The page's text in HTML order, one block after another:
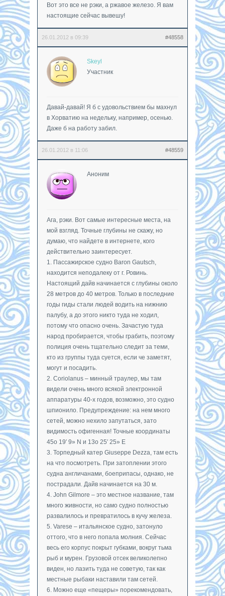
Вот это все не рэки, а ржавое железо. Я вам
настоящие сейчас вывешу!
26.01.2012 в 09:39 #48558
Skeyl
Участник
Давай-давай! Я б с удовольствием бы махнул
в Хорватию на недельку, например, осенью.
Даже б на работу забил.
26.01.2012 в 11:06 #48559
Аноним
Ага, рэки. Вот самые интересные места, на
мой взгляд. Точные глубины не скажу, но
думаю, что найдете в интернете, кого
действительно заинтересует.
1. Пассажирское судно Baron Gautsch,
находится неподалеку от г. Ровинь.
Настоящий дайв начинается с глубины около
28 метров до 40 метров. Только в последние
годы гиды стали людей водить на нижнию
палубу, а до этого никто туда не ходил,
потому что опасно очень. Зачастую туда
народ пробирается, чтобы грабить, поэтому
полиция очень тщательно следит за теми,
кто из группы туда суется, если че заметят,
могут и посадить.
2. Coriolanus – минный траулер, мы там
видели очень много всякой электронной
аппаратуры 40-х годов, возможно, это судно
шпионило. Предупреждение: на нем много
сетей, можно нехило запутаться, зато
видимость офигенная! Точные координаты
45o 19′ 9» N и 13o 25′ 25» E
3. Торпедный катер Giuseppe Dezza, там есть
на что посмотреть. При затоплении этого
судна англичанами, боеприпасы, однако, не
пострадали. Дайв начинается на 30 м.
4. John Gilmore – это местное название, там
много живности, но само судно полностью
развалилось и превратилось в кучу железа.
5. Varese – итальянское судно, затонуло
оттого, что в него попала молния. Сейчас
весь его корпус покрыт губками, вокруг тьма
рыб и мурен. Грузовой отсек великолепно
виден, но лазить туда не советую, так как
местные рыбаки наставили там сетей.
6. Можно еще «пещеры» порекомендовать,